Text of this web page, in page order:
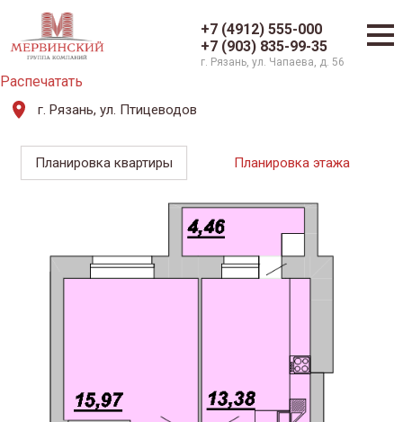
+7 (4912) 555-000
+7 (903) 835-99-35
г. Рязань, ул. Чапаева, д. 56
Распечатать
г. Рязань, ул. Птицеводов
Планировка квартиры Планировка этажа